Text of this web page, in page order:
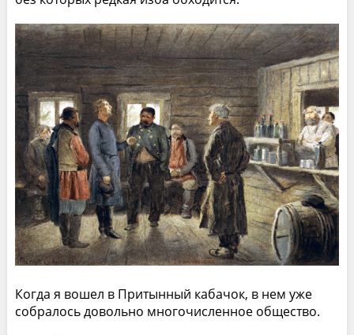
Когда я вошел в Притынный кабачок, в нем уже
собралось довольно многочисленное общество.